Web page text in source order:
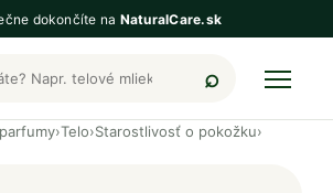
dokončíte na NaturalCare.sk
BodyFarm
›Telo›Starostlivosť o pokožku›